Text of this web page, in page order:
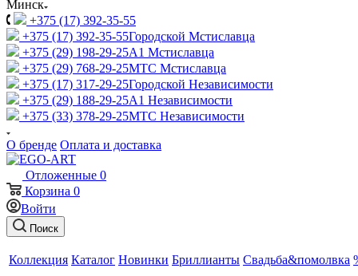
Минск
+375 (17) 392-35-55
+375 (17) 392-35-55Городской Мстиславца
+375 (29) 198-29-25A1 Мстиславца
+375 (29) 768-29-25МТС Мстиславца
+375 (17) 317-29-25Городской Независимости
+375 (29) 188-29-25A1 Независимости
+375 (33) 378-29-25МТС Независимости
О бренде Оплата и доставка
Отложенные 0
Корзина 0
Войти
Поиск
Коллекция Каталог Новинки Бриллианты Свадьба&помолвка